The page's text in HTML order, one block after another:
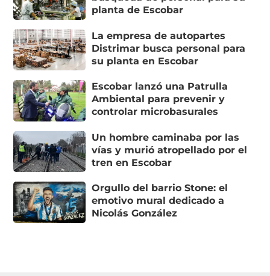
planta de Escobar
La empresa de autopartes
Distrimar busca personal para
su planta en Escobar
Escobar lanzó una Patrulla
Ambiental para prevenir y
controlar microbasurales
Un hombre caminaba por las
vías y murió atropellado por el
tren en Escobar
Orgullo del barrio Stone: el
emotivo mural dedicado a
Nicolás González